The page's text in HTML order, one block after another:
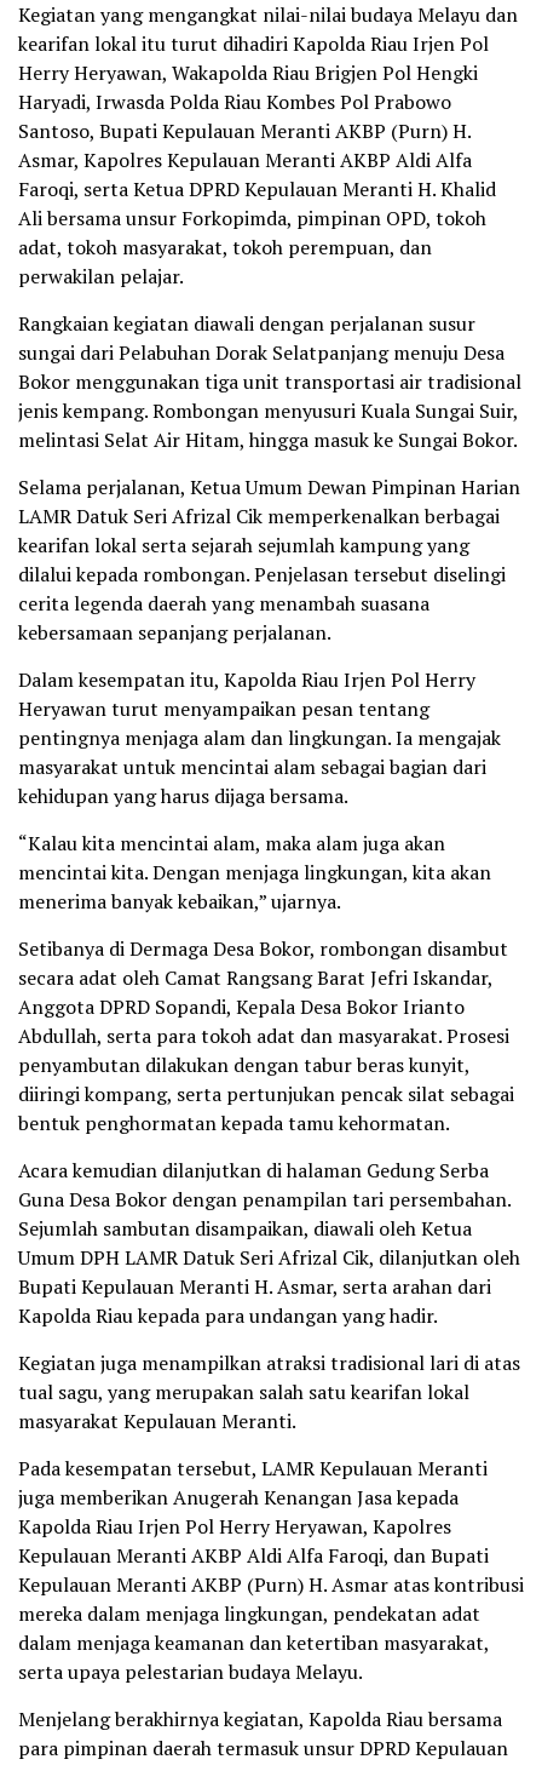
Kegiatan yang mengangkat nilai-nilai budaya Melayu dan
kearifan lokal itu turut dihadiri Kapolda Riau Irjen Pol
Herry Heryawan, Wakapolda Riau Brigjen Pol Hengki
Haryadi, Irwasda Polda Riau Kombes Pol Prabowo
Santoso, Bupati Kepulauan Meranti AKBP (Purn) H.
Asmar, Kapolres Kepulauan Meranti AKBP Aldi Alfa
Faroqi, serta Ketua DPRD Kepulauan Meranti H. Khalid
Ali bersama unsur Forkopimda, pimpinan OPD, tokoh
adat, tokoh masyarakat, tokoh perempuan, dan
perwakilan pelajar.
Rangkaian kegiatan diawali dengan perjalanan susur
sungai dari Pelabuhan Dorak Selatpanjang menuju Desa
Bokor menggunakan tiga unit transportasi air tradisional
jenis kempang. Rombongan menyusuri Kuala Sungai Suir,
melintasi Selat Air Hitam, hingga masuk ke Sungai Bokor.
Selama perjalanan, Ketua Umum Dewan Pimpinan Harian
LAMR Datuk Seri Afrizal Cik memperkenalkan berbagai
kearifan lokal serta sejarah sejumlah kampung yang
dilalui kepada rombongan. Penjelasan tersebut diselingi
cerita legenda daerah yang menambah suasana
kebersamaan sepanjang perjalanan.
Dalam kesempatan itu, Kapolda Riau Irjen Pol Herry
Heryawan turut menyampaikan pesan tentang
pentingnya menjaga alam dan lingkungan. Ia mengajak
masyarakat untuk mencintai alam sebagai bagian dari
kehidupan yang harus dijaga bersama.
“Kalau kita mencintai alam, maka alam juga akan
mencintai kita. Dengan menjaga lingkungan, kita akan
menerima banyak kebaikan,” ujarnya.
Setibanya di Dermaga Desa Bokor, rombongan disambut
secara adat oleh Camat Rangsang Barat Jefri Iskandar,
Anggota DPRD Sopandi, Kepala Desa Bokor Irianto
Abdullah, serta para tokoh adat dan masyarakat. Prosesi
penyambutan dilakukan dengan tabur beras kunyit,
diiringi kompang, serta pertunjukan pencak silat sebagai
bentuk penghormatan kepada tamu kehormatan.
Acara kemudian dilanjutkan di halaman Gedung Serba
Guna Desa Bokor dengan penampilan tari persembahan.
Sejumlah sambutan disampaikan, diawali oleh Ketua
Umum DPH LAMR Datuk Seri Afrizal Cik, dilanjutkan oleh
Bupati Kepulauan Meranti H. Asmar, serta arahan dari
Kapolda Riau kepada para undangan yang hadir.
Kegiatan juga menampilkan atraksi tradisional lari di atas
tual sagu, yang merupakan salah satu kearifan lokal
masyarakat Kepulauan Meranti.
Pada kesempatan tersebut, LAMR Kepulauan Meranti
juga memberikan Anugerah Kenangan Jasa kepada
Kapolda Riau Irjen Pol Herry Heryawan, Kapolres
Kepulauan Meranti AKBP Aldi Alfa Faroqi, dan Bupati
Kepulauan Meranti AKBP (Purn) H. Asmar atas kontribusi
mereka dalam menjaga lingkungan, pendekatan adat
dalam menjaga keamanan dan ketertiban masyarakat,
serta upaya pelestarian budaya Melayu.
Menjelang berakhirnya kegiatan, Kapolda Riau bersama
para pimpinan daerah termasuk unsur DPRD Kepulauan